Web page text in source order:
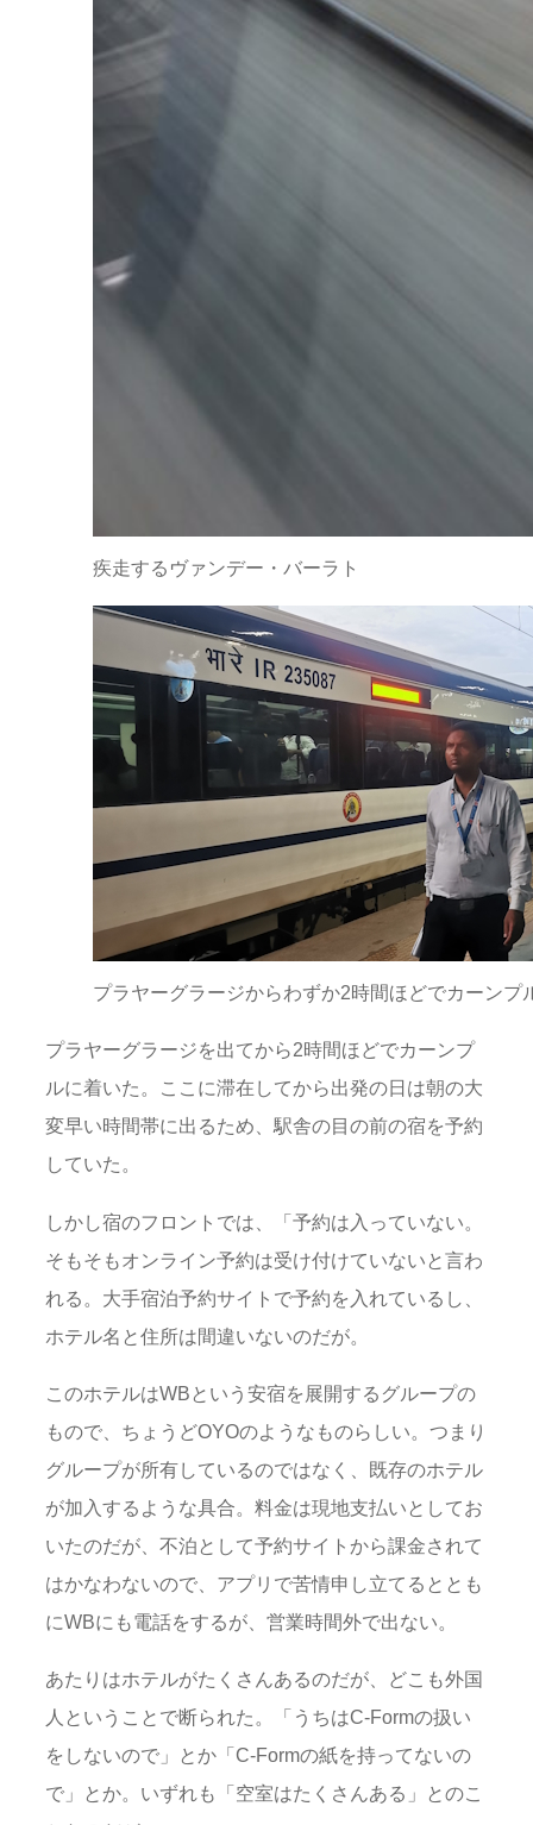
疾走するヴァンデー・バーラト
プラヤーグラージからわずか2時間ほどでカーンプ
プラヤーグラージを出てから2時間ほどでカーンプ
ルに着いた。ここに滞在してから出発の日は朝の大
変早い時間帯に出るため、駅舎の目の前の宿を予約
していた。
しかし宿のフロントでは、「予約は入っていない。
そもそもオンライン予約は受け付けていないと言わ
れる。大手宿泊予約サイトで予約を入れているし、
ホテル名と住所は間違いないのだが。
このホテルはWBという安宿を展開するグループの
もので、ちょうどOYOのようなものらしい。つまり
グループが所有しているのではなく、既存のホテル
が加入するような具合。料金は現地支払いとしてお
いたのだが、不泊として予約サイトから課金されて
はかなわないので、アプリで苦情申し立てるととも
にWBにも電話をするが、営業時間外で出ない。
あたりはホテルがたくさんあるのだが、どこも外国
人ということで断られた。「うちはC-Formの扱い
をしないので」とか「C-Formの紙を持ってないの
で」とか。いずれも「空室はたくさんある」とのこ